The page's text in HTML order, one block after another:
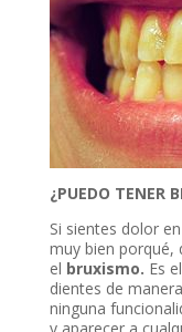
¿PUEDO TENER
Si sientes dolor
muy bien porqué,
el bruxismo. Es
dientes de
ninguna